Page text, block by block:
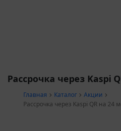
Рассрочка через Kaspi
Главная Каталог
Акции
Рассрочка через Kaspi QR на 24